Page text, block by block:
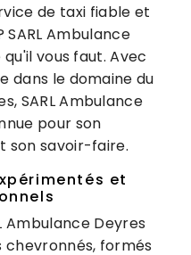
de taxi fiable et
SARL Ambulance
vous faut. Avec
dans le domaine du
SARL Ambulance
pour son
son savoir-faire.
et
Ambulance Deyres
formés